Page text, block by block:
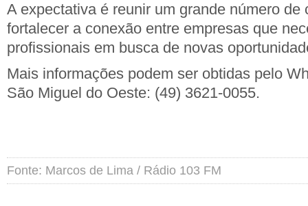
A expectativa é reunir um grande número de
fortalecer a conexão entre empresas que
profissionais em busca de novas
Mais informações podem ser obtidas pelo
São Miguel do Oeste: (49) 3621-0055.
Fonte: Marcos de Lima / Rádio 103 FM